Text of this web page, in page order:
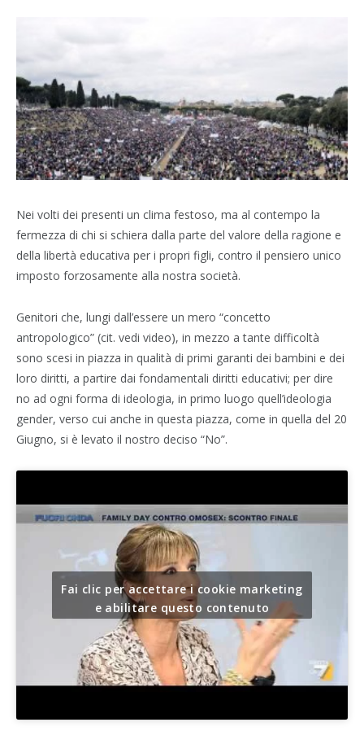
Nei volti dei presenti un clima festoso, ma al contempo la
fermezza di chi si schiera dalla parte del valore della ragione e
della libertà educativa per i propri figli, contro il pensiero unico
imposto forzosamente alla nostra società.
Genitori che, lungi dall’essere un mero “concetto
antropologico” (cit. vedi video), in mezzo a tante difficoltà
sono scesi in piazza in qualità di primi garanti dei bambini e dei
loro diritti, a partire dai fondamentali diritti educativi; per dire
no ad ogni forma di ideologia, in primo luogo quell’ideologia
gender, verso cui anche in questa piazza, come in quella del 20
Giugno, si è levato il nostro deciso “No”.
Fai clic per accettare i cookie marketing
e abilitare questo contenuto